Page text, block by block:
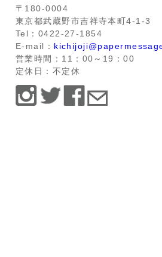
〒180-0004
東京都武蔵野市吉祥寺本町4-1-3
Tel：0422-27-1854
E-mail：
営業時間：11：00～19：00
定休日：不定休